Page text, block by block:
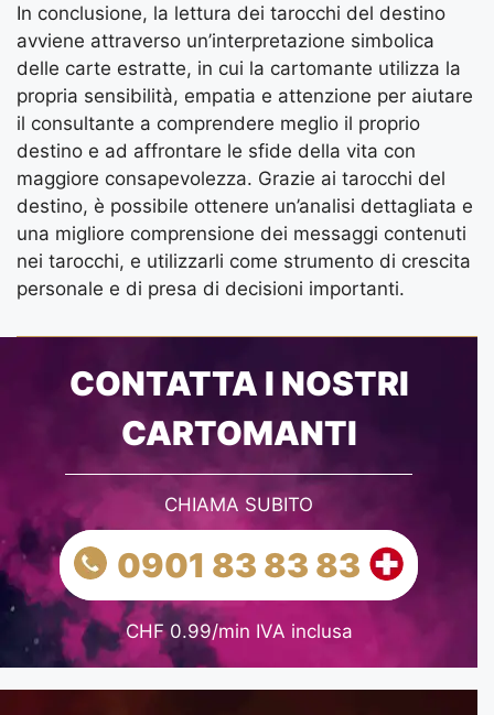
In conclusione, la lettura dei tarocchi del destino
avviene attraverso un’interpretazione simbolica
delle carte estratte, in cui la cartomante utilizza la
propria sensibilità, empatia e attenzione per aiutare
il consultante a comprendere meglio il proprio
destino e ad affrontare le sfide della vita con
maggiore consapevolezza. Grazie ai tarocchi del
destino, è possibile ottenere un’analisi dettagliata e
una migliore comprensione dei messaggi contenuti
nei tarocchi, e utilizzarli come strumento di crescita
personale e di presa di decisioni importanti.
CONTATTA I NOSTRI
CARTOMANTI
CHIAMA SUBITO
0901 83 83 83
CHF 0.99/min IVA inclusa